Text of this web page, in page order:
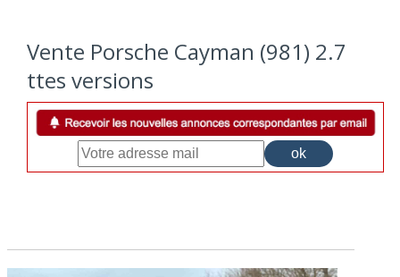
Vente Porsche Cayman (981) 2.7
ttes versions